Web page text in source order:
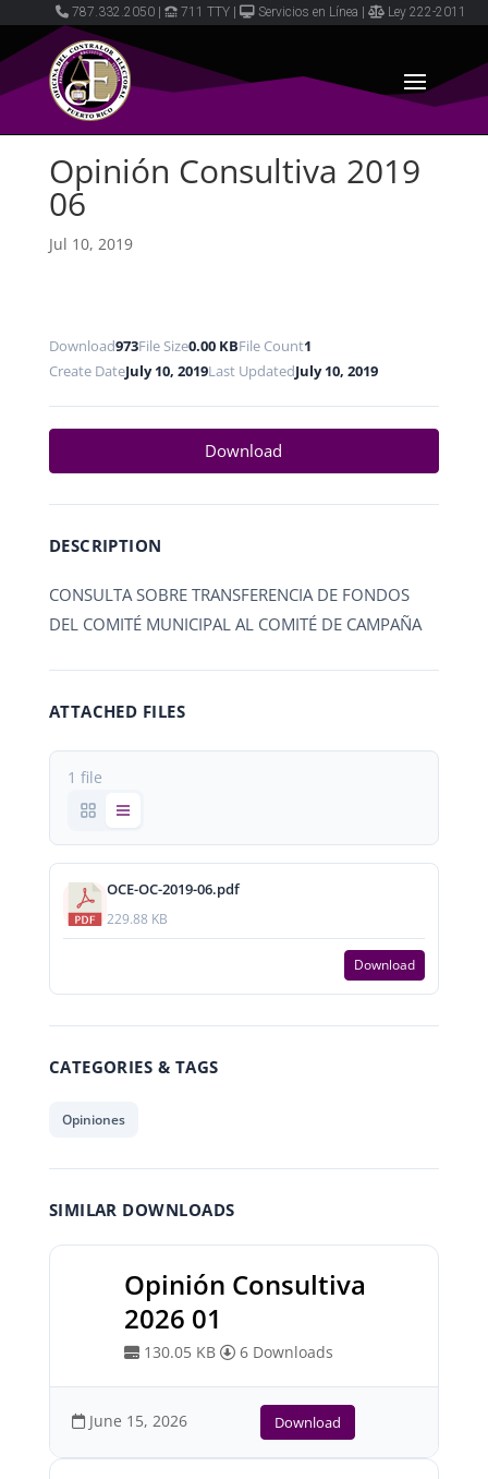
787.332.2050 711 TTY Servicios en Línea Ley 222-2011
Opinión Consultiva 2019
06
Jul 10, 2019
Download973File Size0.00 KBFile Count1
Create DateJuly 10, 2019Last UpdatedJuly 10, 2019
Download
DESCRIPTION
CONSULTA SOBRE TRANSFERENCIA DE FONDOS
DEL COMITÉ MUNICIPAL AL COMITÉ DE CAMPAÑA
ATTACHED FILES
1 file
OCE-OC-2019-06.pdf
229.88 KB
Download
CATEGORIES & TAGS
Opiniones
SIMILAR DOWNLOADS
Opinión Consultiva
2026 01
130.05 KB 6 Downloads
June 15, 2026 Download